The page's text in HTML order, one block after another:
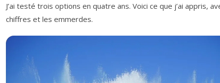
J’ai testé trois options en quatre ans. Voici ce que j’ai appris,
chiffres et les emmerdes.